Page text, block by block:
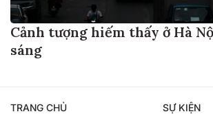
Cảnh tượng hiếm thấy ở Hà
sáng
TRANG CHỦ SỰ KIỆN